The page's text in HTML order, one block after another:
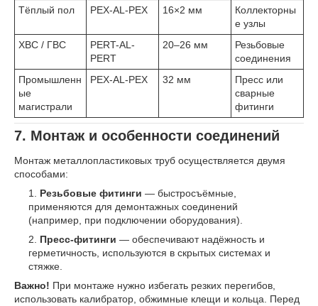
Тёплый пол
PEX-AL-PEX 16×2 мм
Коллекторны
е узлы
ХВС / ГВС
PERT-AL-
PERT
20–26 мм
Резьбовые
соединения
Промышленн
ые
магистрали
PEX-AL-PEX 32 мм
Пресс или
сварные
фитинги
7. Монтаж и особенности соединений
Монтаж металлопластиковых труб осуществляется двумя
способами:
Резьбовые фитинги — быстросъёмные,
применяются для демонтажных соединений
(например, при подключении оборудования).
Пресс-фитинги — обеспечивают надёжность и
герметичность, используются в скрытых системах и
стяжке.
Важно! При монтаже нужно избегать резких перегибов,
использовать калибратор, обжимные клещи и кольца. Перед